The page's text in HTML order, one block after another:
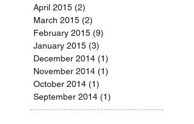
April 2015 (2)
March 2015 (2)
February 2015 (9)
January 2015 (3)
December 2014 (1)
November 2014 (1)
October 2014 (1)
September 2014 (1)